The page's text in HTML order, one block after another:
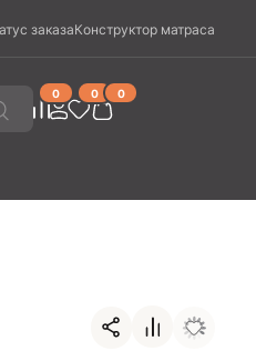
заказаКонструктор матраса
0 0 0